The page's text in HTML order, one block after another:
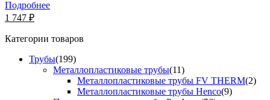
Подробнее
1 747 ₽
Категории товаров
Трубы(199)
Металлопластиковые трубы(11)
Металлопластиковые трубы FV THERM(2)
Металлопластиковые трубы Henco(9)